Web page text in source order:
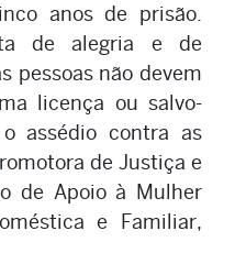
anos de prisão.
de alegria e de
pessoas não devem
licença ou salvo-
assédio contra as
de Justiça e
de Apoio à Mulher
e Familiar,